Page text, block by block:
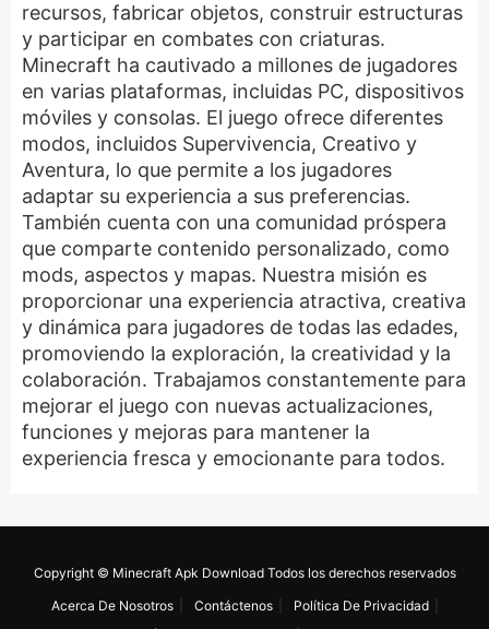
recursos, fabricar objetos, construir estructuras
y participar en combates con criaturas.
Minecraft ha cautivado a millones de jugadores
en varias plataformas, incluidas PC, dispositivos
móviles y consolas. El juego ofrece diferentes
modos, incluidos Supervivencia, Creativo y
Aventura, lo que permite a los jugadores
adaptar su experiencia a sus preferencias.
También cuenta con una comunidad próspera
que comparte contenido personalizado, como
mods, aspectos y mapas. Nuestra misión es
proporcionar una experiencia atractiva, creativa
y dinámica para jugadores de todas las edades,
promoviendo la exploración, la creatividad y la
colaboración. Trabajamos constantemente para
mejorar el juego con nuevas actualizaciones,
funciones y mejoras para mantener la
experiencia fresca y emocionante para todos.
Copyright © Minecraft Apk Download Todos los derechos reservados
Acerca De Nosotros
Contáctenos
Política De Privacidad